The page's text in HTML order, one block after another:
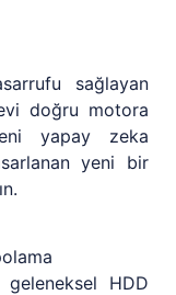
sağlayan
doğru motora
yapay zeka
yeni bir
HDD